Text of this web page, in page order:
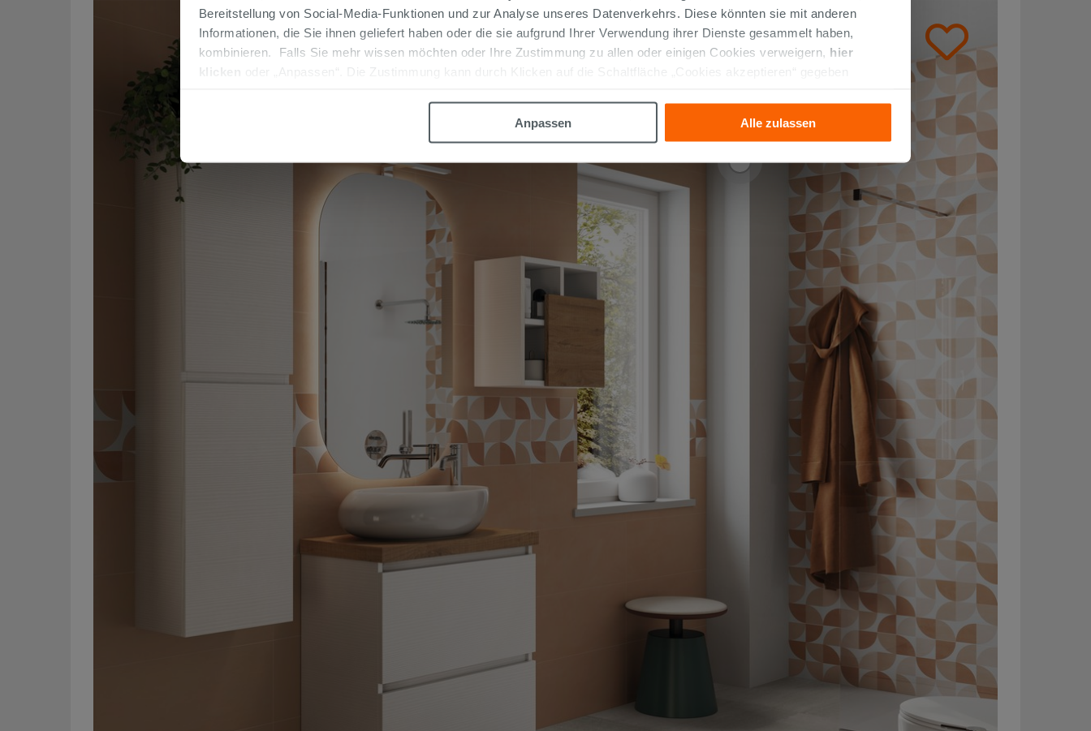
Bereitstellung von Social-Media-Funktionen und zur Analyse unseres Datenverkehrs. Diese könnten sie mit anderen
Informationen, die Sie ihnen geliefert haben oder die sie aufgrund Ihrer Verwendung ihrer Dienste gesammelt haben,
kombinieren. Falls Sie mehr wissen möchten oder Ihre Zustimmung zu allen oder einigen Cookies verweigern, hier
klicken
oder „Anpassen“. Die Zustimmung kann durch Klicken auf die Schaltfläche „Cookies akzeptieren“ gegeben
Anpassen
Alle zulassen